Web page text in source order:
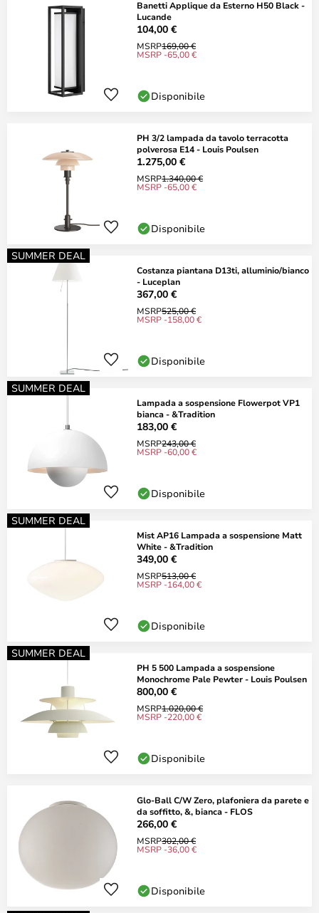
Banetti Applique da Esterno H50 Black -
Lucande
104,00 €
MSRP169,00 €
MSRP -65,00 €
Disponibile
PH 3/2 lampada da tavolo terracotta
polverosa E14 - Louis Poulsen
1.275,00 €
MSRP1.340,00 €
MSRP -65,00 €
Disponibile
SUMMER DEAL
Costanza piantana D13ti, alluminio/bianco
- Luceplan
367,00 €
MSRP525,00 €
MSRP -158,00 €
Disponibile
SUMMER DEAL
Lampada a sospensione Flowerpot VP1
bianca - &Tradition
183,00 €
MSRP243,00 €
MSRP -60,00 €
Disponibile
SUMMER DEAL
Mist AP16 Lampada a sospensione Matt
White - &Tradition
349,00 €
MSRP513,00 €
MSRP -164,00 €
Disponibile
SUMMER DEAL
PH 5 500 Lampada a sospensione
Monochrome Pale Pewter - Louis Poulsen
800,00 €
MSRP1.020,00 €
MSRP -220,00 €
Disponibile
Glo-Ball C/W Zero, plafoniera da parete e
da soffitto, &, bianca - FLOS
266,00 €
MSRP302,00 €
MSRP -36,00 €
Disponibile